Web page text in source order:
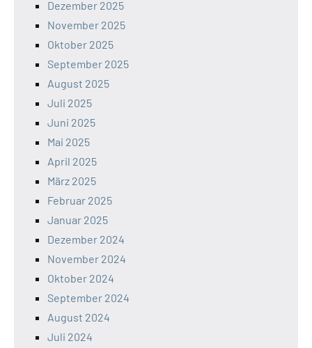
Dezember 2025
November 2025
Oktober 2025
September 2025
August 2025
Juli 2025
Juni 2025
Mai 2025
April 2025
März 2025
Februar 2025
Januar 2025
Dezember 2024
November 2024
Oktober 2024
September 2024
August 2024
Juli 2024